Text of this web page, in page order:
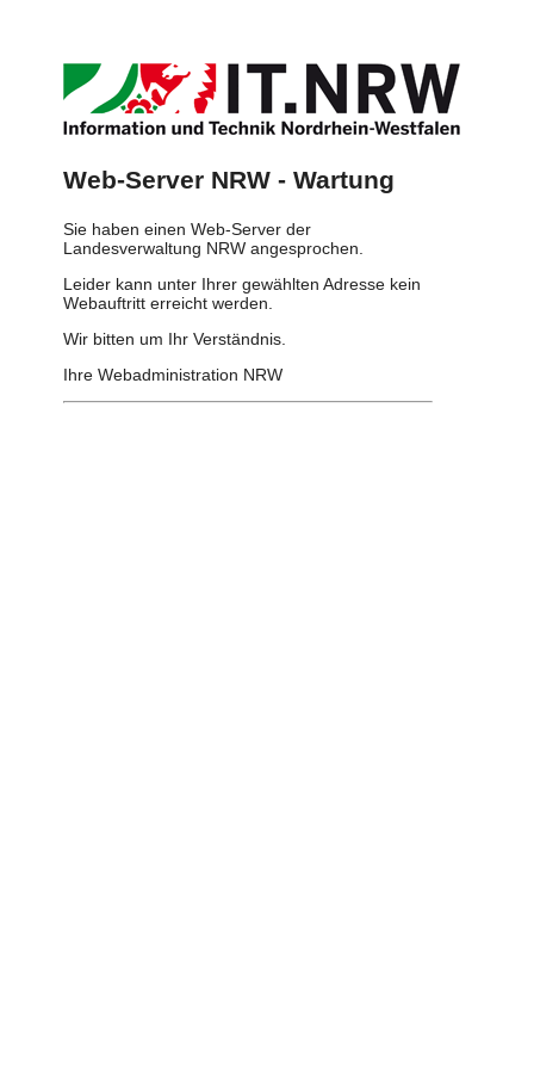
Web-Server NRW - Wartung
Sie haben einen Web-Server der
Landesverwaltung NRW angesprochen.
Leider kann unter Ihrer gewählten Adresse kein
Webauftritt erreicht werden.
Wir bitten um Ihr Verständnis.
Ihre Webadministration NRW